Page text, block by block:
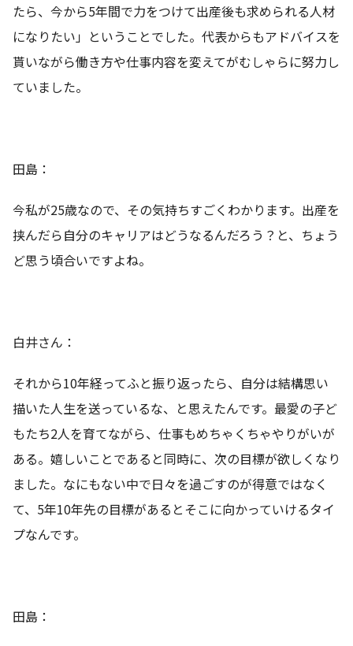
たら、今から5年間で力をつけて出産後も求められる人材
になりたい」ということでした。代表からもアドバイスを
貰いながら働き方や仕事内容を変えてがむしゃらに努力し
ていました。
田島：
今私が25歳なので、その気持ちすごくわかります。出産を
挟んだら自分のキャリアはどうなるんだろう？と、ちょう
ど思う頃合いですよね。
白井さん：
それから10年経ってふと振り返ったら、自分は結構思い
描いた人生を送っているな、と思えたんです。最愛の子ど
もたち2人を育てながら、仕事もめちゃくちゃやりがいが
ある。嬉しいことであると同時に、次の目標が欲しくなり
ました。なにもない中で日々を過ごすのが得意ではなく
て、5年10年先の目標があるとそこに向かっていけるタイ
プなんです。
田島：